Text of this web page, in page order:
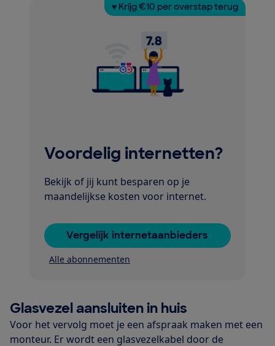
♥ Krijg €10 per overstap terug
Voordelig internetten?
Bekijk of jij kunt besparen op je
maandelijkse kosten voor internet.
Vergelijk internetaanbieders
Alle abonnementen
Glasvezel aansluiten in huis
Voor het vervolg moet je een afspraak maken met een
monteur. Er wordt een glasvezelkabel door de